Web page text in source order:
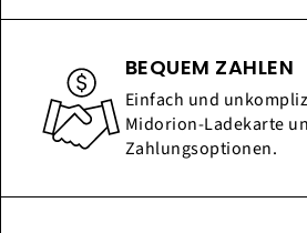
BEQUEM ZAHLEN
Einfach und
Midorion-Ladekarte
Zahlungsoptionen.